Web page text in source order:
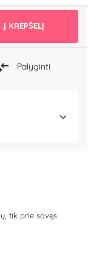
tik prie savęs
Į KREPŠELĮ
Palyginti